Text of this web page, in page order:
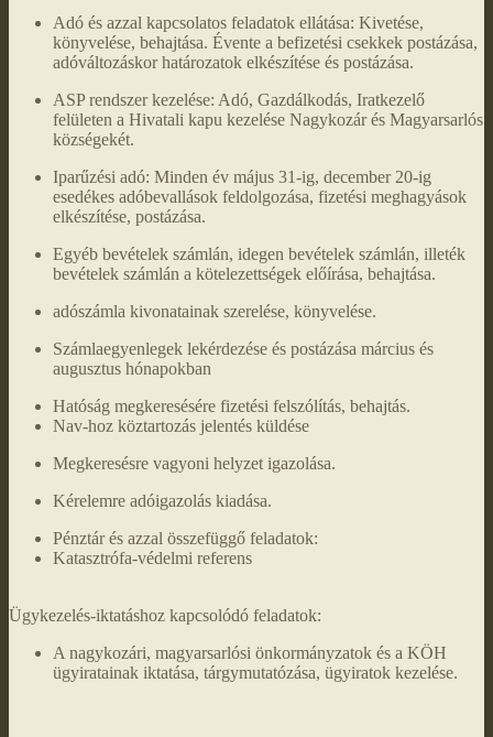
Adó és azzal kapcsolatos feladatok ellátása: Kivetése,
könyvelése, behajtása. Évente a befizetési csekkek postázása,
adóváltozáskor határozatok elkészítése és postázása.
ASP rendszer kezelése: Adó, Gazdálkodás, Iratkezelő
felületen a Hivatali kapu kezelése Nagykozár és Magyarsarlós
községekét.
Iparűzési adó: Minden év május 31-ig, december 20-ig
esedékes adóbevallások feldolgozása, fizetési meghagyások
elkészítése, postázása.
Egyéb bevételek számlán, idegen bevételek számlán, illeték
bevételek számlán a kötelezettségek előírása, behajtása.
adószámla kivonatainak szerelése, könyvelése.
Számlaegyenlegek lekérdezése és postázása március és
augusztus hónapokban
Hatóság megkeresésére fizetési felszólítás, behajtás.
Nav-hoz köztartozás jelentés küldése
Megkeresésre vagyoni helyzet igazolása.
Kérelemre adóigazolás kiadása.
Pénztár és azzal összefüggő feladatok:
Katasztrófa-védelmi referens
Ügykezelés-iktatáshoz kapcsolódó feladatok:
A nagykozári, magyarsarlósi önkormányzatok és a KÖH
ügyiratainak iktatása, tárgymutatózása, ügyiratok kezelése.